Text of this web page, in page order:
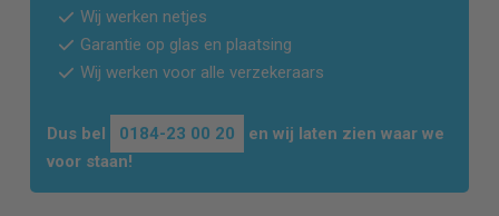
Wij werken netjes
Garantie op glas en plaatsing
Wij werken voor alle verzekeraars
Dus bel 0184-23 00 20
en wij laten zien waar we
voor staan!